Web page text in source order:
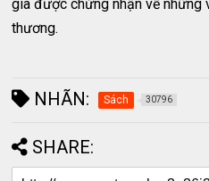
gia được chứng nhận về những
thương.
NHÃN: Sách 30796
SHARE: